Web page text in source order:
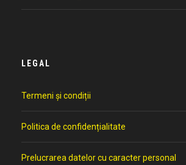
LEGAL
Termeni și condiții
Politica de confidențialitate
Prelucrarea datelor cu caracter personal